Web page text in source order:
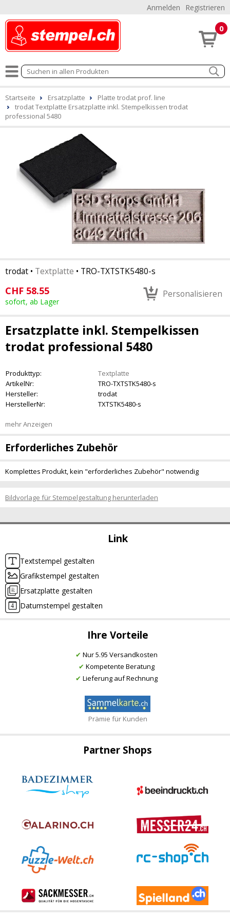
Anmelden Registrieren
0
Link
Textstempel gestalten
Grafikstempel gestalten
Ersatzplatte gestalten
Datumstempel gestalten
Ihre Vorteile
✔ Nur 5.95 Versandkosten
✔ Kompetente Beratung
✔ Lieferung auf Rechnung
Prämie für Kunden
Startseite Ersatzplatte
Platte trodat prof. line
trodat Textplatte Ersatzplatte inkl. Stempelkissen trodat
professional 5480
trodat • Textplatte • TRO-TXTSTK5480-s
CHF 58.55
sofort, ab Lager
Personalisieren
Ersatzplatte inkl. Stempelkissen
trodat professional 5480
Produkttyp:
Textplatte
ArtikelNr:
TRO-TXTSTK5480-s
Hersteller:
trodat
HerstellerNr:
TXTSTK5480-s
mehr Anzeigen
Erforderliches Zubehör
Komplettes Produkt, kein "erforderliches Zubehör" notwendig
Bildvorlage für Stempelgestaltung herunterladen
Partner Shops